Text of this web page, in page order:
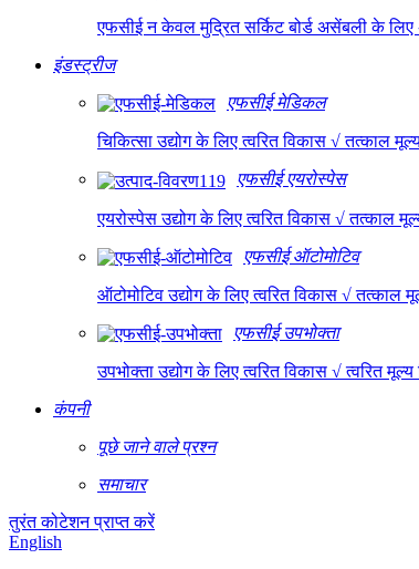
एफसीई न केवल मुद्रित सर्किट बोर्ड असेंबली के
इंडस्ट्रीज
एफसीई मेडिकल
चिकित्सा उद्योग के लिए त्वरित विकास √ तत्काल
एफसीई एयरोस्पेस
एयरोस्पेस उद्योग के लिए त्वरित विकास √ तत्काल
एफसीई ऑटोमोटिव
ऑटोमोटिव उद्योग के लिए त्वरित विकास √ तत्काल
एफसीई उपभोक्ता
उपभोक्ता उद्योग के लिए त्वरित विकास √ त्वरित
कंपनी
पूछे जाने वाले प्रश्न
समाचार
तुरंत कोटेशन प्राप्त करें
English